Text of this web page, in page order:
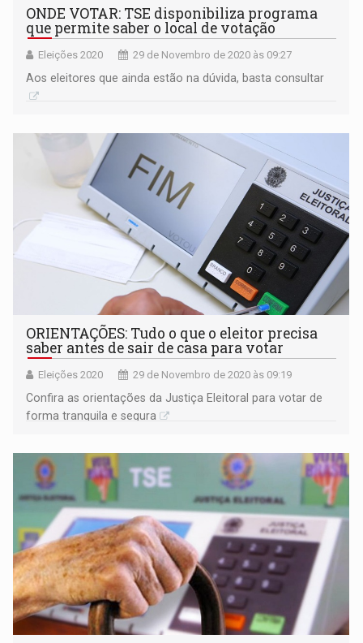
ONDE VOTAR: TSE disponibiliza programa
que permite saber o local de votação
Eleições 2020 29 de Novembro de 2020 às 09:27
Aos eleitores que ainda estão na dúvida, basta consultar
ORIENTAÇÕES: Tudo o que o eleitor precisa
saber antes de sair de casa para votar
Eleições 2020 29 de Novembro de 2020 às 09:19
Confira as orientações da Justiça Eleitoral para votar de
forma tranquila e segura